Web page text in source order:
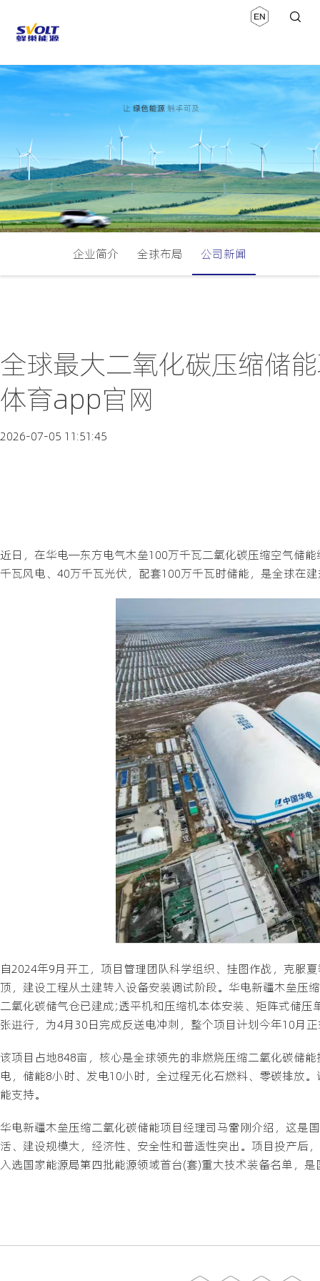
企业简介 全球布局 公司新闻
全球最大二氧化碳压缩储
体育app官网
2026-07-05 11:51:45
近日，在华电—东方电气木垒100万千瓦二氧化碳压缩空气储
千瓦风电、40万千瓦光伏，配套100万千瓦时储能，是全球在
自2024年9月开工，项目管理团队科学组织、挂图作战，克服
顶，建设工程从土建转入设备安装调试阶段。华电新疆木垒压
二氧化碳储气仓已建成;透平机和压缩机本体安装、矩阵式储
张进行，为4月30日完成反送电冲刺，整个项目计划今年10月
该项目占地848亩，核心是全球领先的非燃烧压缩二氧化碳储
电，储能8小时、发电10小时，全过程无化石燃料、零碳排
能支持。
华电新疆木垒压缩二氧化碳储能项目经理司马雷刚介绍，这是
活、建设规模大，经济性、安全性和普适性突出。项目投产后
入选国家能源局第四批能源领域首台(套)重大技术装备名单，